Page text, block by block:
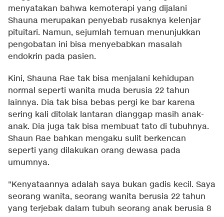
menyatakan bahwa kemoterapi yang dijalani
Shauna merupakan penyebab rusaknya kelenjar
pituitari. Namun, sejumlah temuan menunjukkan
pengobatan ini bisa menyebabkan masalah
endokrin pada pasien.
Kini, Shauna Rae tak bisa menjalani kehidupan
normal seperti wanita muda berusia 22 tahun
lainnya. Dia tak bisa bebas pergi ke bar karena
sering kali ditolak lantaran dianggap masih anak-
anak. Dia juga tak bisa membuat tato di tubuhnya.
Shaun Rae bahkan mengaku sulit berkencan
seperti yang dilakukan orang dewasa pada
umumnya.
"Kenyataannya adalah saya bukan gadis kecil. Saya
seorang wanita, seorang wanita berusia 22 tahun
yang terjebak dalam tubuh seorang anak berusia 8